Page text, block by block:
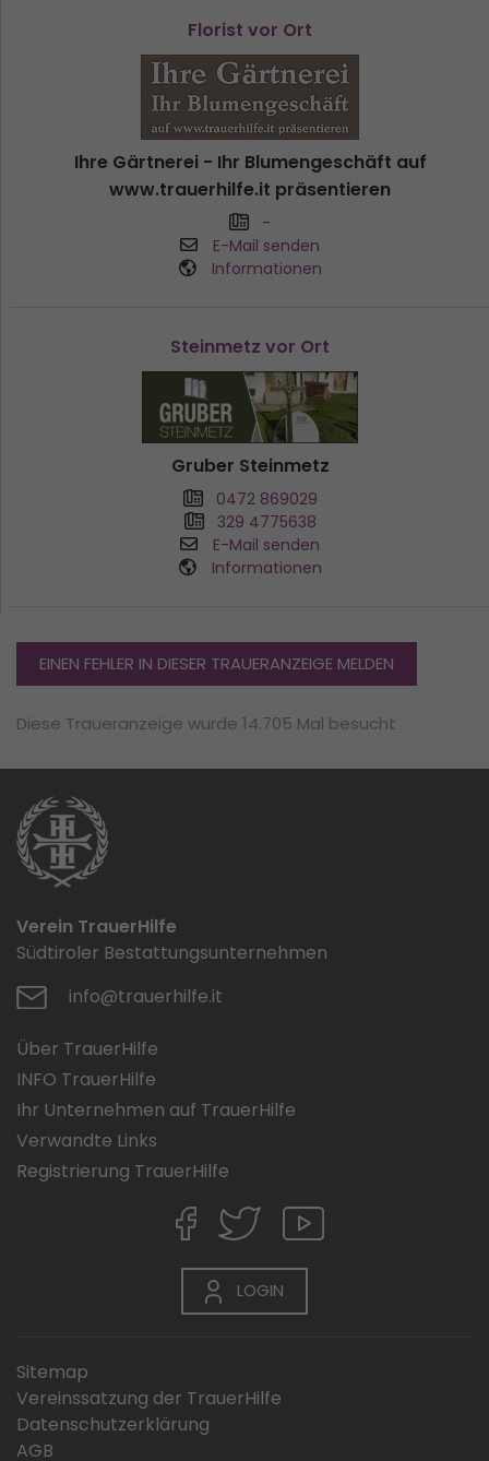
Florist vor Ort
Ihre Gärtnerei - Ihr Blumengeschäft auf
www.trauerhilfe.it präsentieren
-
E-Mail senden
Informationen
Steinmetz vor Ort
Gruber Steinmetz
0472 869029
329 4775638
E-Mail senden
Informationen
EINEN FEHLER IN DIESER TRAUERANZEIGE MELDEN
Diese Traueranzeige wurde 14.705 Mal besucht
Verein TrauerHilfe
Südtiroler Bestattungsunternehmen
info@trauerhilfe.it
Über TrauerHilfe
INFO TrauerHilfe
Ihr Unternehmen auf TrauerHilfe
Verwandte Links
Registrierung TrauerHilfe
LOGIN
Sitemap
Vereinssatzung der TrauerHilfe
Datenschutzerklärung
AGB